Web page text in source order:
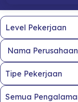
Nama Perusahaan